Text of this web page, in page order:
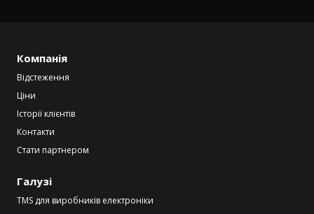
Компанія
Відстеження
Ціни
Історії клієнтів
Контакти
Стати партнером
Галузі
TMS для виробників електроніки